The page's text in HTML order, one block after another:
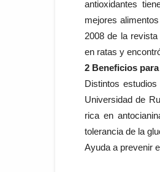
antioxidantes
mejores
2008 de la
en ratas y
2 Beneficios
Distintos
Universidad de
rica en
tolerancia de la
Ayuda a prevenir